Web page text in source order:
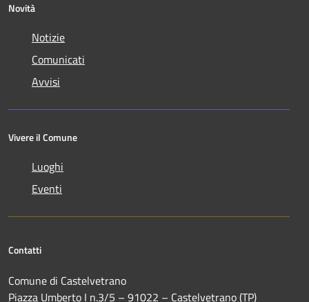
Novità
Notizie
Comunicati
Avvisi
Vivere il Comune
Luoghi
Eventi
Contatti
Comune di Castelvetrano
Piazza Umberto I n.3/5 – 91022 – Castelvetrano (TP)